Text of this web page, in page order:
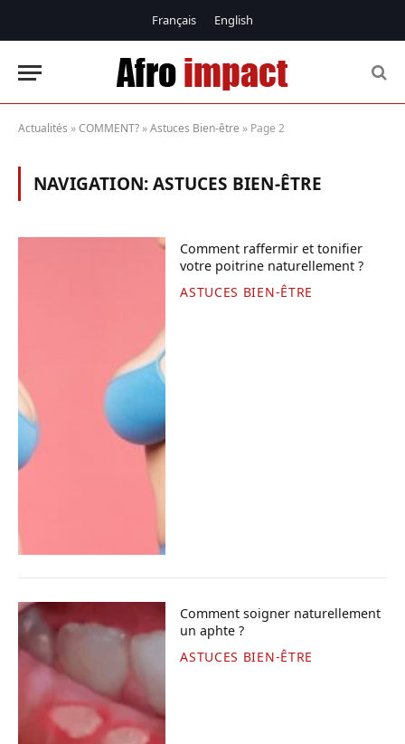
Français English
Actualités »COMMENT? »Astuces Bien-être » Page 2
NAVIGATION:ASTUCES BIEN-ÊTRE
Comment raffermir et tonifier
votre poitrine naturellement ?
ASTUCES BIEN-ÊTRE
Comment soigner naturellement
un aphte ?
ASTUCES BIEN-ÊTRE